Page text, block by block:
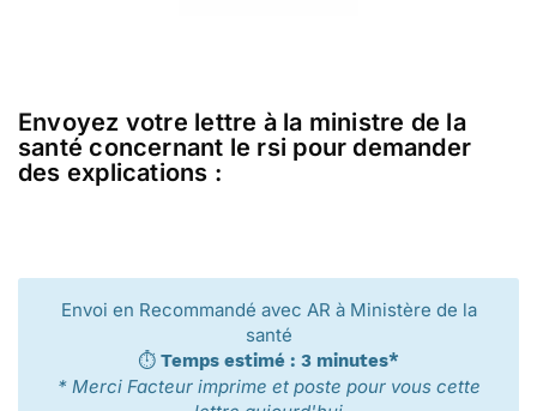
Envoyez votre lettre à la ministre de la
santé concernant le rsi pour demander
des explications :
Envoi en Recommandé avec AR à Ministère de la
santé
⏱️ Temps estimé : 3 minutes*
* Merci Facteur imprime et poste pour vous cette